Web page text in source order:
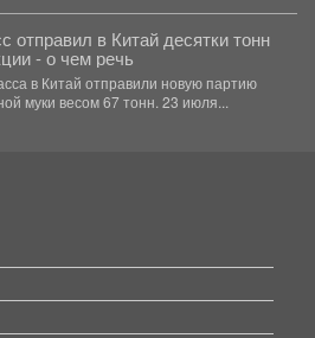
отправил в Китай десятки тонн
- о чем речь
в Китай отправили новую партию
пшеничной муки весом 67 тонн. 23 июля...